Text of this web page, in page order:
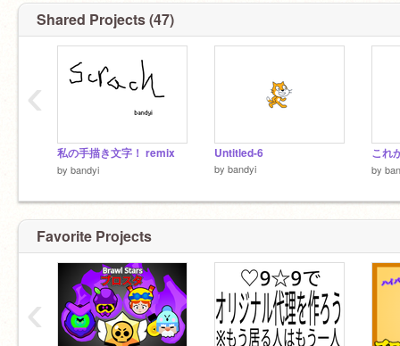
Shared Projects (47)
私の手描き文字！ remix
by bandyi
Untitled-6
by bandyi by
‹
Favorite Projects
‹